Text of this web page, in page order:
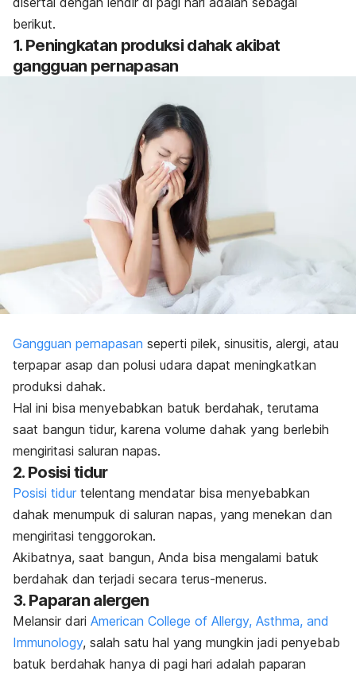
berikut.
1. Peningkatan produksi dahak akibat
gangguan pernapasan
Gangguan pernapasan seperti pilek, sinusitis, alergi, atau
terpapar asap dan polusi udara dapat meningkatkan
produksi dahak.
Hal ini bisa menyebabkan batuk berdahak, terutama
saat bangun tidur, karena volume dahak yang berlebih
mengiritasi saluran napas.
2. Posisi tidur
Posisi tidur telentang mendatar bisa menyebabkan
dahak menumpuk di saluran napas, yang menekan dan
mengiritasi tenggorokan.
Akibatnya, saat bangun, Anda bisa mengalami batuk
berdahak dan terjadi secara terus-menerus.
3. Paparan alergen
Melansir dari American College of Allergy, Asthma, and
Immunology, salah satu hal yang mungkin jadi penyebab
batuk berdahak hanya di pagi hari adalah paparan